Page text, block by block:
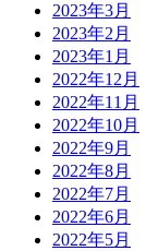
2023年3月
2023年2月
2023年1月
2022年12月
2022年11月
2022年10月
2022年9月
2022年8月
2022年7月
2022年6月
2022年5月